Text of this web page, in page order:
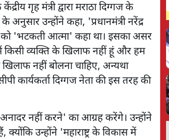
गृह मंत्री द्वारा मराठा दिग्गज के
अनुसार उन्होंने कहा, 'प्रधानमंत्री नरेंद्र
को 'भटकती आत्मा' कहा था। इसका असर
किसी व्यक्ति के खिलाफ नहीं हूं और हम
खिलाफ नहीं बोलना चाहिए, अन्यथा
कार्यकर्ता दिग्गज नेता की इस तरह की
नहीं करने' का आग्रह करेंगे। उन्होंने
उन्होंने 'महाराष्ट्र के विकास में